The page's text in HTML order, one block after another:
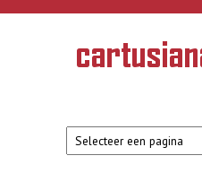
Overslaan en naar de inhoud gaan
Geschiedenis
van de